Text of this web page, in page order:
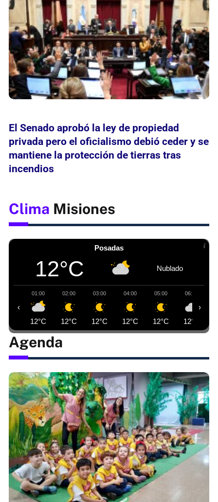
El Senado aprobó la ley de propiedad
privada pero el oficialismo debió ceder y se
mantiene la protección de tierras tras
incendios
Clima Misiones
Posadas
12°C Nublado
01:00
12°C
02:00
12°C
03:00
12°C
04:00
12°C
05:00
12°C
06:00
12°C
‹ ›
Agenda